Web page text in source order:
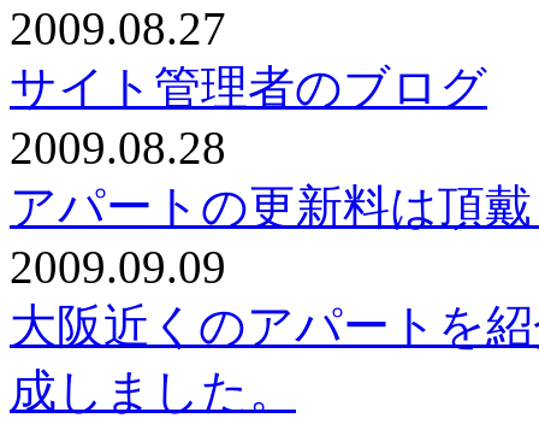
2009.08.27
サイト管理者のブログ
2009.08.28
アパートの更新料は頂
2009.09.09
大阪近くのアパートを
成しました。